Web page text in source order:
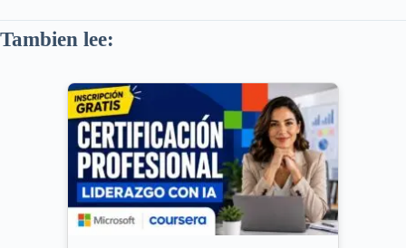
Tambien lee: